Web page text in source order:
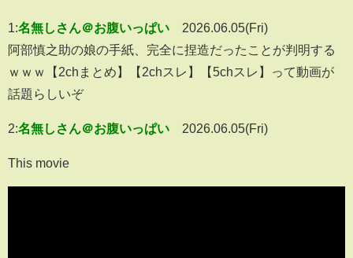
1:名無しさん＠お腹いっぱい
2026.06.05(Fri)
阿部慎之助の娘の手紙、完全に捏造だったことが判明する
ｗｗｗ【2chまとめ】【2chスレ】【5chスレ】って動画が
話題らしいぞ
2:名無しさん＠お腹いっぱい 2026.06.05(Fri)
This movie